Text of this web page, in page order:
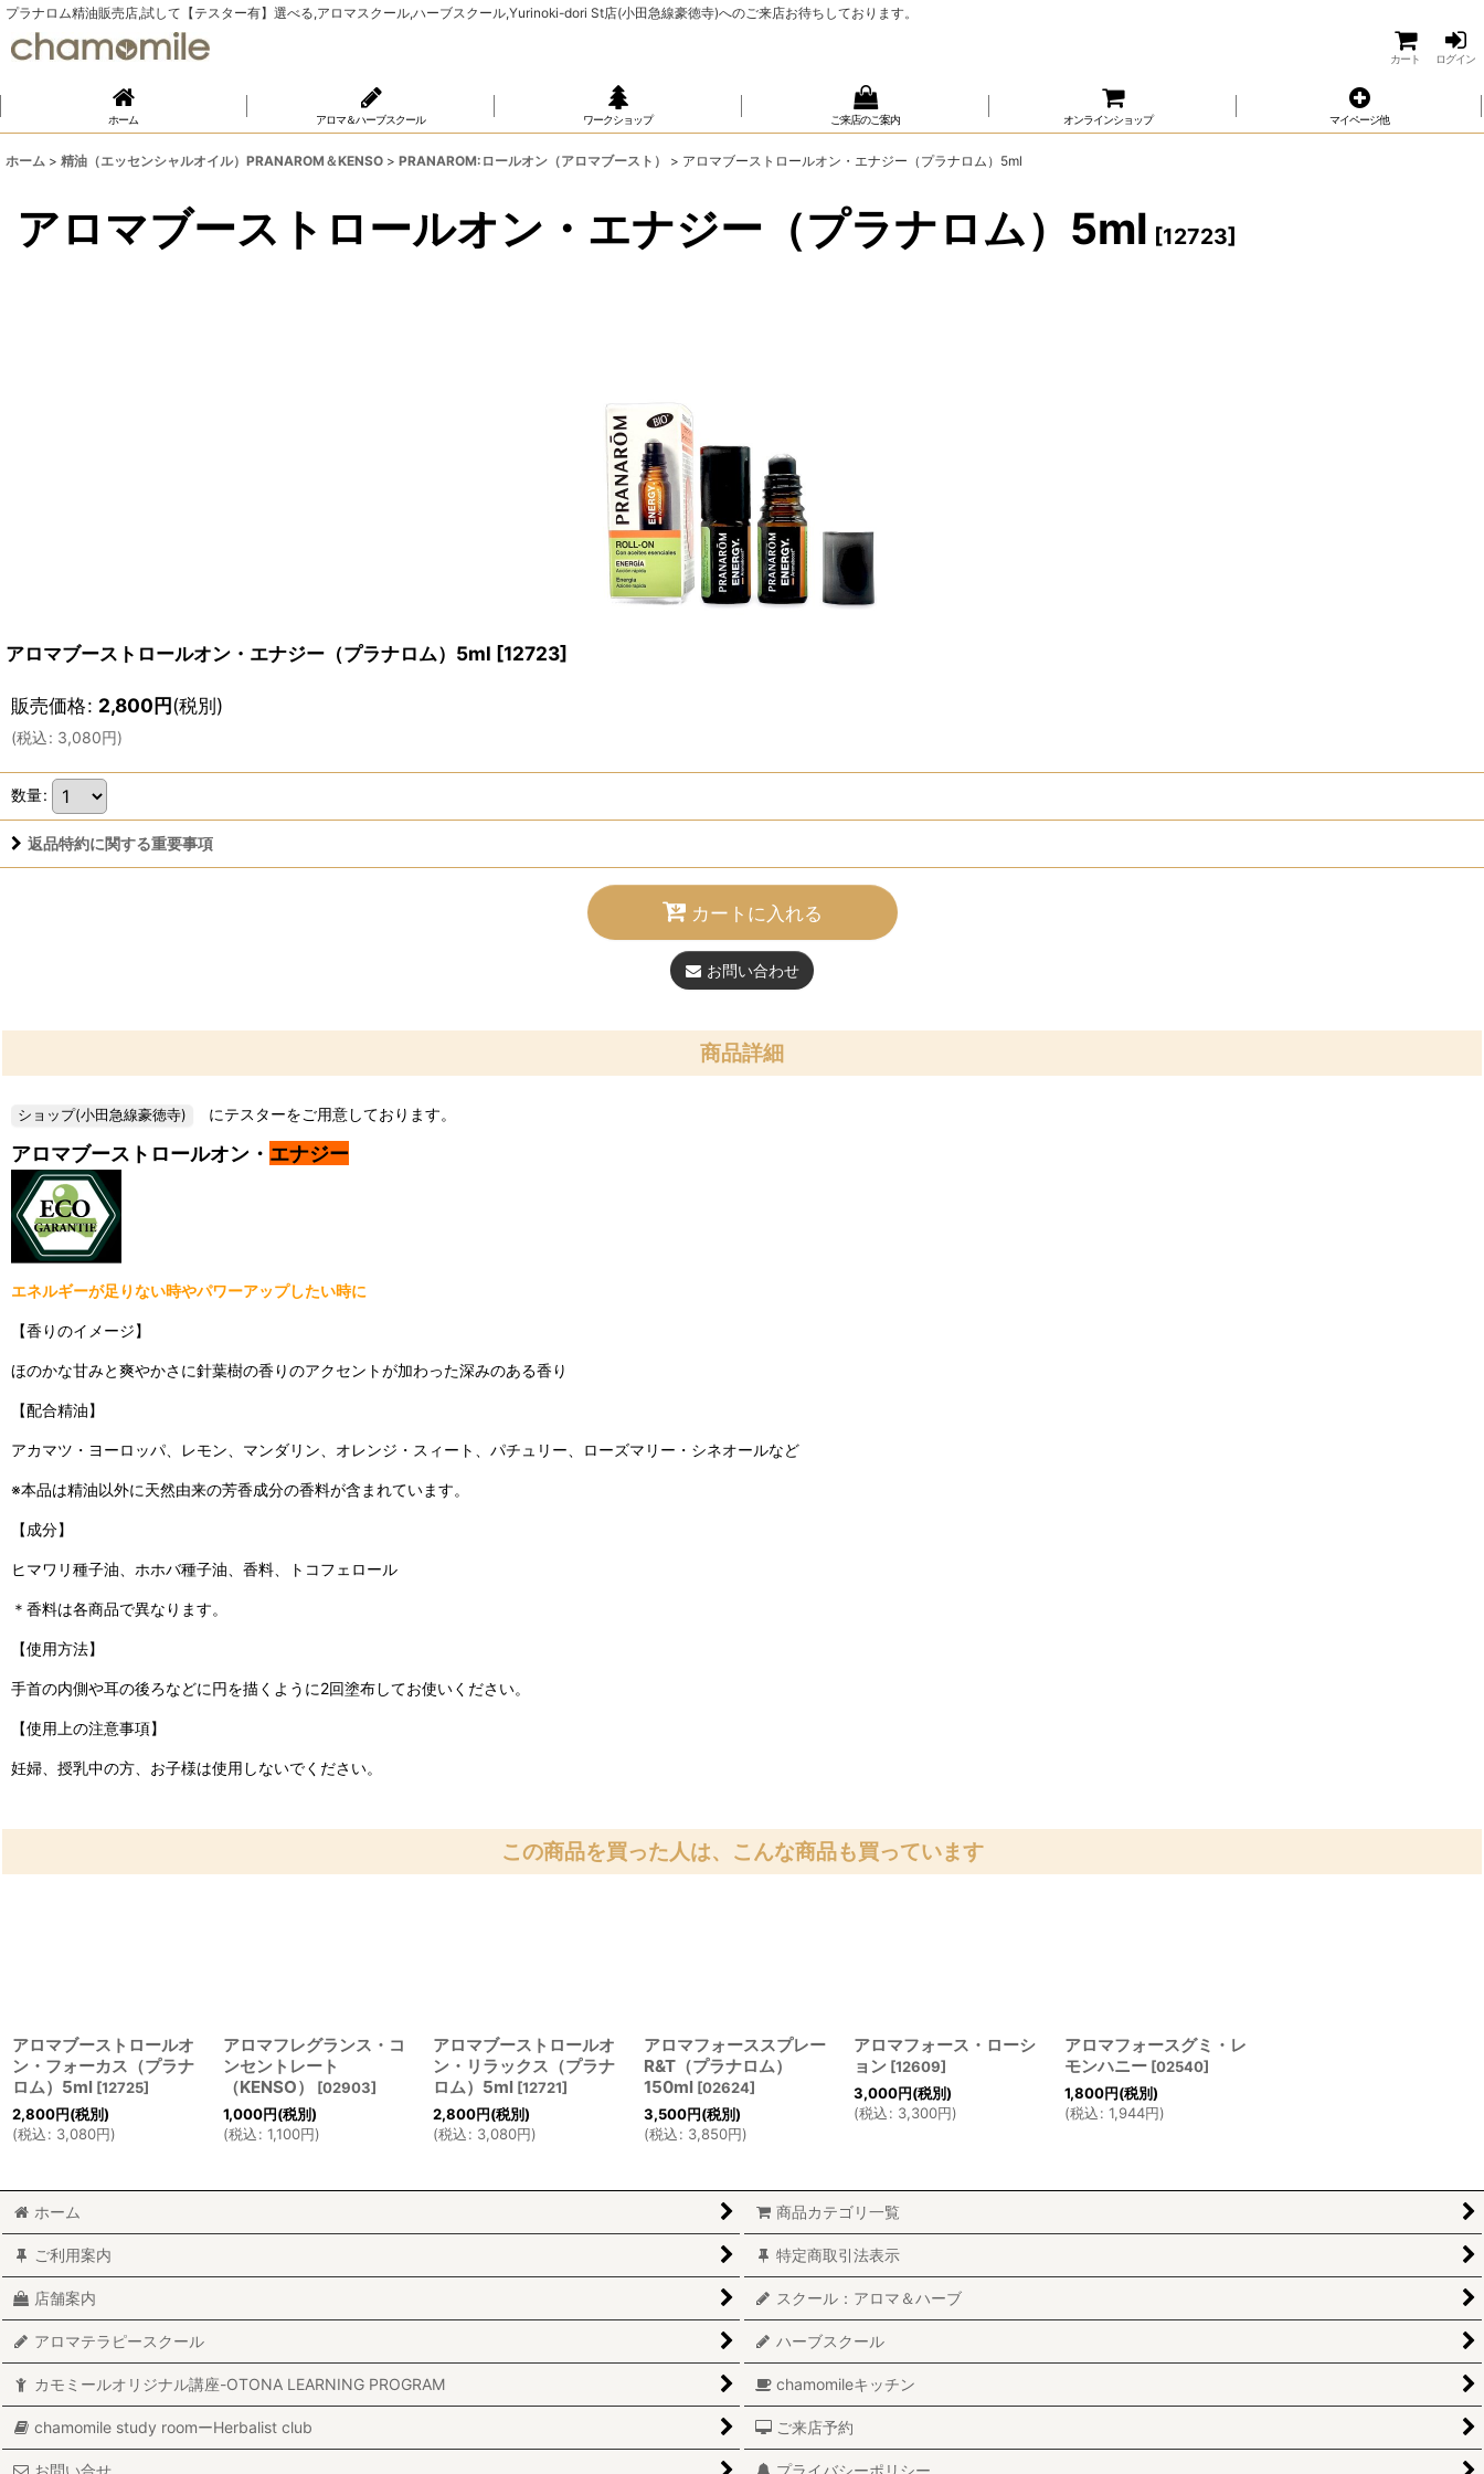
プラナロム精油販売店,試して【テスター有】選べる,アロマスクール,ハーブスクール,Yurinoki-dori St店(小田急線豪徳寺)へのご来店お待ちしております。
カート ログイン
ホーム アロマ＆ハーブスクール ワークショップ ご来店のご案内 オンラインショップ マイページ他
ホーム > 精油（エッセンシャルオイル）PRANAROM＆KENSO > PRANAROM:ロールオン（アロマブースト） > アロマブーストロールオン・エナジー（プラナロム）5ml
アロマブーストロールオン・エナジー（プラナロム）5ml [12723]
アロマブーストロールオン・エナジー（プラナロム）5ml [12723]
販売価格: 2,800円(税別)
(税込: 3,080円)
数量:
返品特約に関する重要事項
カートに入れる
お問い合わせ
商品詳細
にテスターをご用意しております。
アロマブーストロールオン・ エナジー
エネルギーが足りない時やパワーアップしたい時に
【香りのイメージ】
ほのかな甘みと爽やかさに針葉樹の香りのアクセントが加わった深みのある香り
【配合精油】
アカマツ・ヨーロッパ、レモン、マンダリン、オレンジ・スィート、パチュリー、ローズマリー・シネオールなど
※本品は精油以外に天然由来の芳香成分の香料が含まれています。
【成分】
ヒマワリ種子油、ホホバ種子油、香料、トコフェロール
＊香料は各商品で異なります。
【使用方法】
手首の内側や耳の後ろなどに円を描くように2回塗布してお使いください。
【使用上の注意事項】
妊婦、授乳中の方、お子様は使用しないでください。
この商品を買った人は、こんな商品も買っています
アロマブーストロールオ
ン・フォーカス（プラナ
ロム）5ml [12725]
2,800円(税別)
(税込: 3,080円)
アロマフレグランス・コ
ンセントレート
（KENSO）
[02903]
1,000円(税別)
(税込: 1,100円)
アロマブーストロールオ
ン・リラックス（プラナ
ロム）5ml [12721]
2,800円(税別)
(税込: 3,080円)
アロマフォーススプレー
R&T（プラナロム）
150ml [02624]
3,500円(税別)
(税込: 3,850円)
アロマフォース・ローシ
ョン [12609]
3,000円(税別)
(税込: 3,300円)
アロマフォースグミ・レ
モンハニー [02540]
1,800円(税別)
(税込: 1,944円)
ホーム 商品カテゴリ一覧
ご利用案内 特定商取引法表示
店舗案内 スクール：アロマ＆ハーブ
アロマテラピースクール ハーブスクール
カモミールオリジナル講座-OTONA LEARNING PROGRAM chamomileキッチン
chamomile study roomーHerbalist club ご来店予約